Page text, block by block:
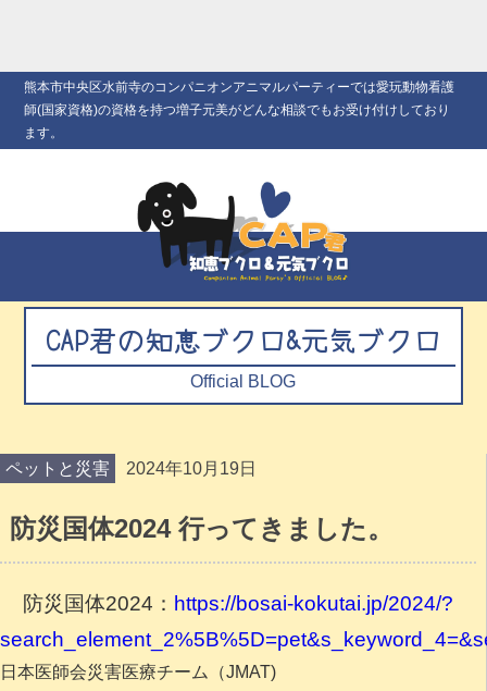
熊本市中央区水前寺のコンパニオンアニマルパーティーでは愛玩動物看護
師(国家資格)の資格を持つ増子元美がどんな相談でもお受け付けしており
ます。
CAP君の知恵ブクロ&元気ブクロ
Official BLOG
ペットと災害 2024年10月19日
防災国体2024 行ってきました。
防災国体2024： https://bosai-kokutai.jp/2024/?
日本医師会災害医療チーム（JMAT)